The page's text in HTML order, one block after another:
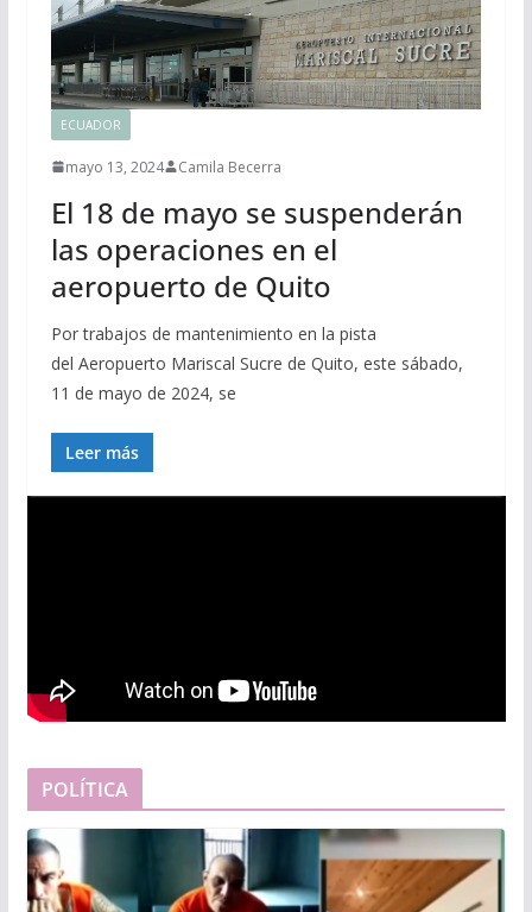
ECUADOR
mayo 13, 2024 Camila Becerra
El 18 de mayo se suspenderán
las operaciones en el
aeropuerto de Quito
Por trabajos de mantenimiento en la pista
del Aeropuerto Mariscal Sucre de Quito, este sábado,
11 de mayo de 2024, se
Leer más
POLÍTICA